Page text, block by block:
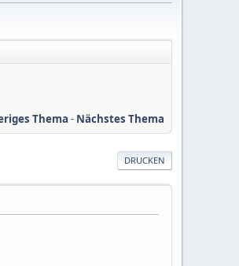
Thema - Nächstes Thema
DRUCKEN